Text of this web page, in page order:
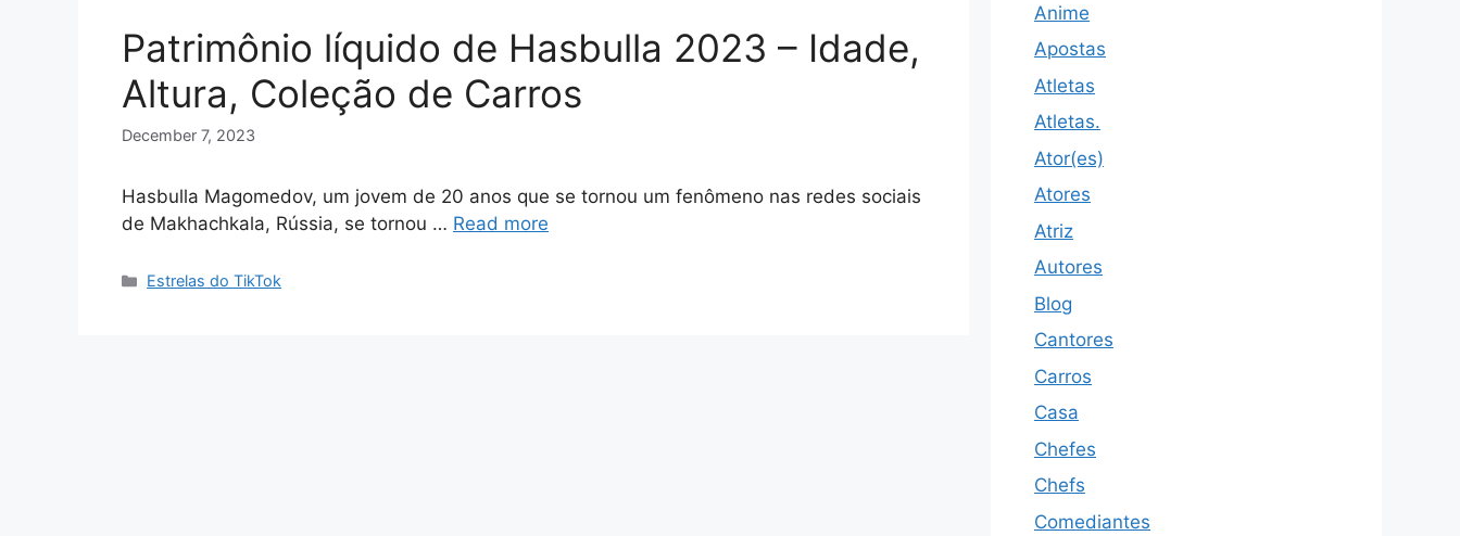
Patrimônio líquido de Hasbulla 2023 – Idade,
Altura, Coleção de Carros
December 7, 2023
Hasbulla Magomedov, um jovem de 20 anos que se tornou um fenômeno nas redes sociais
de Makhachkala, Rússia, se tornou … Read more
Categories
Estrelas do TikTok
Anime
Apostas
Atletas
Atletas.
Ator(es)
Atores
Atriz
Autores
Blog
Cantores
Carros
Casa
Chefes
Chefs
Comediantes